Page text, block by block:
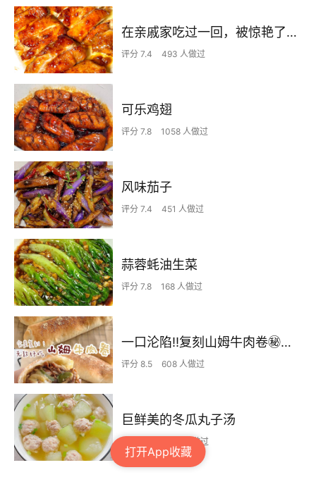
打开App收藏
在亲戚家吃过一回，被惊艳了…
评分 7.4 493 人做过
可乐鸡翅
评分 7.8 1058 人做过
风味茄子
评分 7.4 451 人做过
蒜蓉蚝油生菜
评分 7.8 168 人做过
一口沦陷‼️复刻山姆牛肉卷㊙️皮薄馅足爆好吃
评分 8.5 608 人做过
巨鲜美的冬瓜丸子汤
1768 人做过